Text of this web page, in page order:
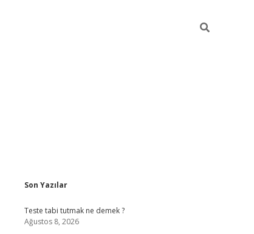
Sidebar
Son Yazılar
Teste tabi tutmak ne demek ?
Ağustos 8, 2026
betexper giriş